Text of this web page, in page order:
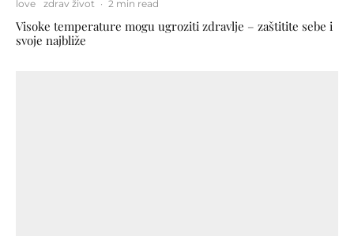
love zdrav život · 2 min read
Visoke temperature mogu ugroziti zdravlje – zaštitite sebe i
svoje najbliže